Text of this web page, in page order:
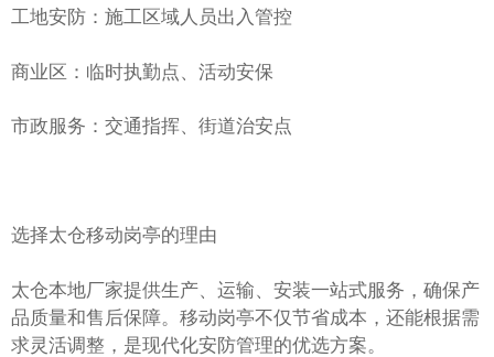
工地安防：施工区域人员出入管控
商业区：临时执勤点、活动安保
市政服务：交通指挥、街道治安点
选择太仓移动岗亭的理由
太仓本地厂家提供生产、运输、安装一站式服务，确保产
品质量和售后保障。移动岗亭不仅节省成本，还能根据需
求灵活调整，是现代化安防管理的优选方案。